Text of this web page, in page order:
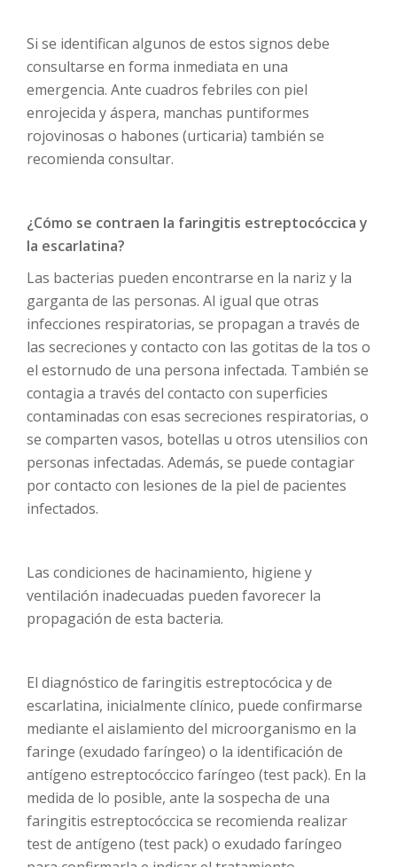
Si se identifican algunos de estos signos debe
consultarse en forma inmediata en una
emergencia. Ante cuadros febriles con piel
enrojecida y áspera, manchas puntiformes
rojovinosas o habones (urticaria) también se
recomienda consultar.
¿Cómo se contraen la faringitis estreptocóccica y
la escarlatina?
Las bacterias pueden encontrarse en la nariz y la
garganta de las personas. Al igual que otras
infecciones respiratorias, se propagan a través de
las secreciones y contacto con las gotitas de la tos o
el estornudo de una persona infectada. También se
contagia a través del contacto con superficies
contaminadas con esas secreciones respiratorias, o
se comparten vasos, botellas u otros utensilios con
personas infectadas. Además, se puede contagiar
por contacto con lesiones de la piel de pacientes
infectados.
Las condiciones de hacinamiento, higiene y
ventilación inadecuadas pueden favorecer la
propagación de esta bacteria.
El diagnóstico de faringitis estreptocócica y de
escarlatina, inicialmente clínico, puede confirmarse
mediante el aislamiento del microorganismo en la
faringe (exudado faríngeo) o la identificación de
antígeno estreptocóccico faríngeo (test pack). En la
medida de lo posible, ante la sospecha de una
faringitis estreptocóccica se recomienda realizar
test de antígeno (test pack) o exudado faríngeo